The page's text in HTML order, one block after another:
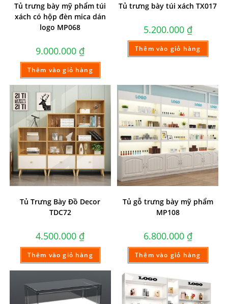
Tủ trưng bày mỹ phẩm túi
xách có hộp đèn mica dán
logo MP068
9.000.000 ₫
Thêm vào giỏ hàng
Tủ trưng bày túi xách TX017
5.200.000 ₫
Thêm vào giỏ hàng
Tủ Trưng Bày Đồ Decor
TDC72
4.500.000 ₫
Thêm vào giỏ hàng
Tủ gỗ trưng bày mỹ phẩm
MP108
6.800.000 ₫
Thêm vào giỏ hàng